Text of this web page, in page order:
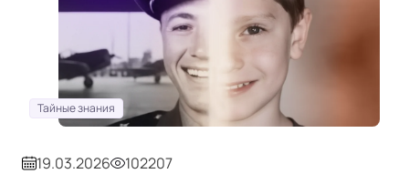
Тайные знания
19.03.2026 102207